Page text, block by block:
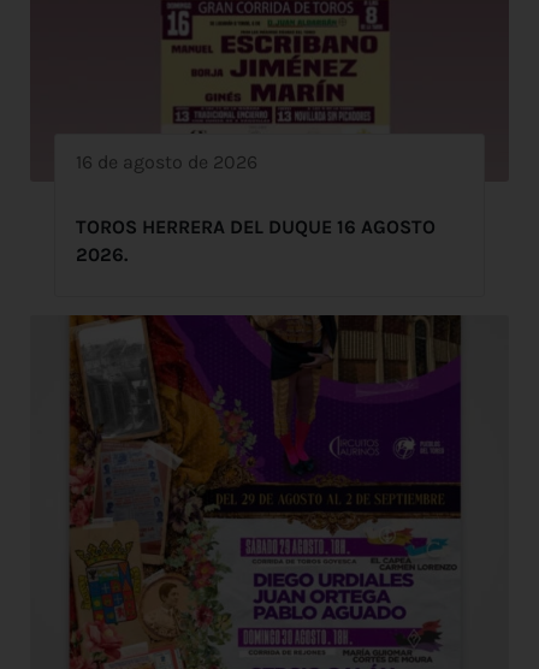
16 de agosto de 2026
TOROS HERRERA DEL DUQUE 16 AGOSTO
2026.